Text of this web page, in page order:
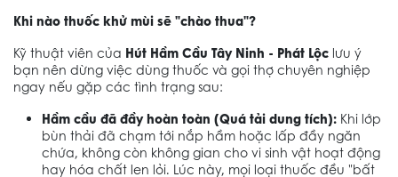
Khi nào thuốc khử mùi sẽ "chào thua"?
Kỹ thuật viên của Hút Hầm Cầu Tây Ninh - Phát Lộc lưu ý
bạn nên dừng việc dùng thuốc và gọi thợ chuyên nghiệp
ngay nếu gặp các tình trạng sau:
Hầm cầu đã đầy hoàn toàn (Quá tải dung tích): Khi lớp
bùn thải đã chạm tới nắp hầm hoặc lấp đầy ngăn
chứa, không còn không gian cho vi sinh vật hoạt động
hay hóa chất len lỏi. Lúc này, mọi loại thuốc đều "bất